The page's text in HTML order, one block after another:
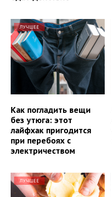
ЛУЧШЕЕ
Как погладить вещи
без утюга: этот
лайфхак пригодится
при перебоях с
электричеством
ЛУЧШЕЕ